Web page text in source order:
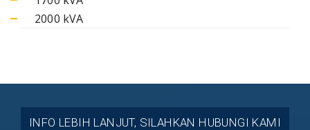
2000 kVA
INFO LEBIH LANJUT, SILAHKAN HUBUNGI KAMI